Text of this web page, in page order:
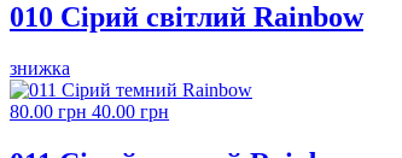
010 Сірий світлий Rainbow
знижка
80.00 грн 40.00 грн